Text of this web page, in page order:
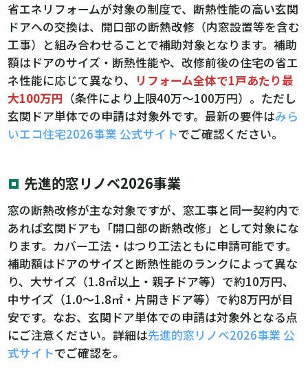
省エネリフォームが対象の制度で、断熱性能の高い玄関
ドアへの交換は、開口部の断熱改修（内窓設置等を含む
工事）と組み合わせることで補助対象となります。補助
額はドアのサイズ・断熱性能や、改修前後の住宅の省エ
ネ性能に応じて異なり、 リフォーム全体で1戸あたり最
大100万円 （条件により上限40万〜100万円）。ただし
玄関ドア単体での申請は対象外です。最新の要件はみら
いエコ住宅2026事業 公式サイトでご確認ください。
先進的窓リノベ2026事業
窓の断熱改修が主な対象ですが、窓工事と同一契約内で
あれば玄関ドアも「開口部の断熱改修」として対象にな
ります。カバー工法・はつり工法ともに申請可能です。
補助額はドアのサイズと断熱性能のランクによって異な
り、大サイズ（1.8㎡以上・親子ドア等）で約10万円、
中サイズ（1.0〜1.8㎡・片開きドア等）で約8万円が目
安です。なお、玄関ドア単体での申請は対象外となる点
にご注意ください。詳細は先進的窓リノベ2026事業 公
式サイトでご確認を。